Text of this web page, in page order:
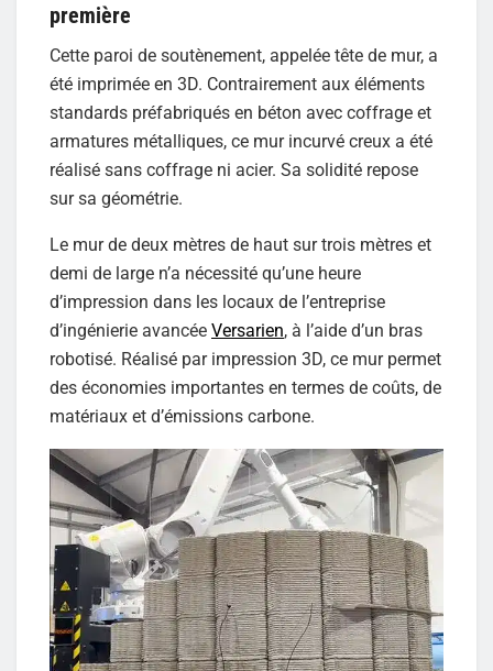
première
Cette paroi de soutènement, appelée tête de mur, a
été imprimée en 3D. Contrairement aux éléments
standards préfabriqués en béton avec coffrage et
armatures métalliques, ce mur incurvé creux a été
réalisé sans coffrage ni acier. Sa solidité repose
sur sa géométrie.
Le mur de deux mètres de haut sur trois mètres et
demi de large n’a nécessité qu’une heure
d’impression dans les locaux de l’entreprise
d’ingénierie avancée Versarien, à l’aide d’un bras
robotisé. Réalisé par impression 3D, ce mur permet
des économies importantes en termes de coûts, de
matériaux et d’émissions carbone.